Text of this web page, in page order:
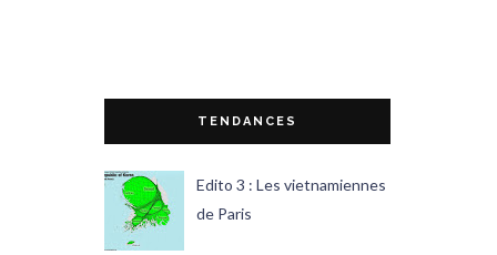
TENDANCES
Edito 3 : Les vietnamiennes
de Paris